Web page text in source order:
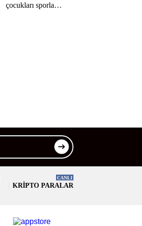
çocukları sporla
KRIPTO PARALAR
CANLI